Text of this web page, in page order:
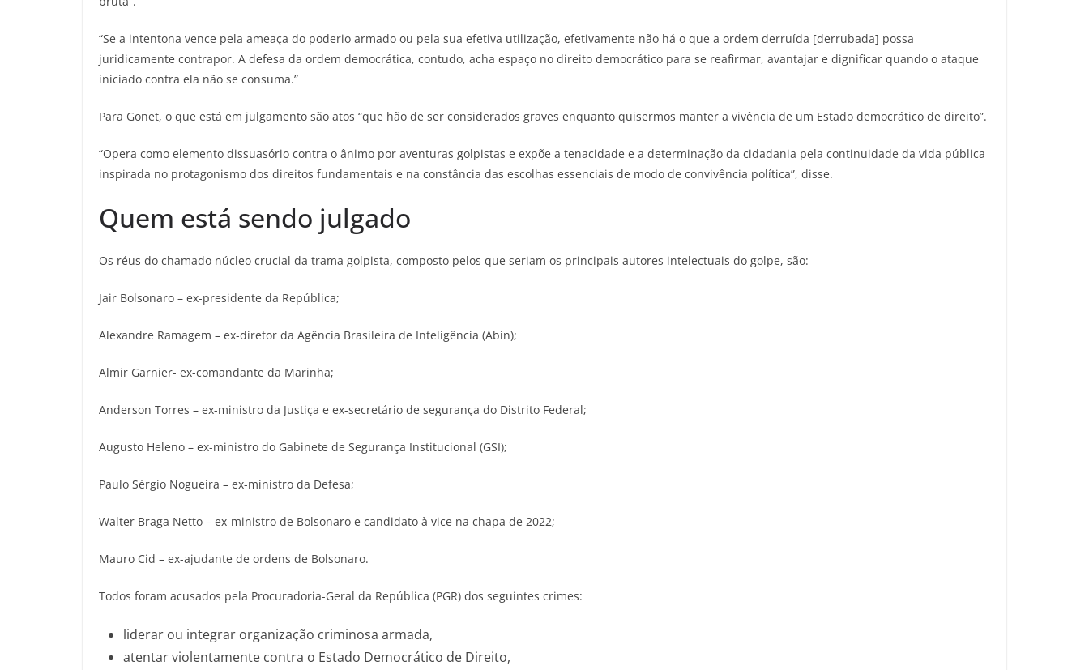
“Se a intentona vence pela ameaça do poderio armado ou pela sua efetiva utilização, efetivamente não há o que a ordem derruída [derrubada] possa
juridicamente contrapor. A defesa da ordem democrática, contudo, acha espaço no direito democrático para se reafirmar, avantajar e dignificar quando o ataque
iniciado contra ela não se consuma.”
Para Gonet, o que está em julgamento são atos “que hão de ser considerados graves enquanto quisermos manter a vivência de um Estado democrático de direito”.
“Opera como elemento dissuasório contra o ânimo por aventuras golpistas e expõe a tenacidade e a determinação da cidadania pela continuidade da vida pública
inspirada no protagonismo dos direitos fundamentais e na constância das escolhas essenciais de modo de convivência política”, disse.
Quem está sendo julgado
Os réus do chamado núcleo crucial da trama golpista, composto pelos que seriam os principais autores intelectuais do golpe, são:
Jair Bolsonaro – ex-presidente da República;
Alexandre Ramagem – ex-diretor da Agência Brasileira de Inteligência (Abin);
Almir Garnier- ex-comandante da Marinha;
Anderson Torres – ex-ministro da Justiça e ex-secretário de segurança do Distrito Federal;
Augusto Heleno – ex-ministro do Gabinete de Segurança Institucional (GSI);
Paulo Sérgio Nogueira – ex-ministro da Defesa;
Walter Braga Netto – ex-ministro de Bolsonaro e candidato à vice na chapa de 2022;
Mauro Cid – ex-ajudante de ordens de Bolsonaro.
Todos foram acusados pela Procuradoria-Geral da República (PGR) dos seguintes crimes:
liderar ou integrar organização criminosa armada,
atentar violentamente contra o Estado Democrático de Direito,